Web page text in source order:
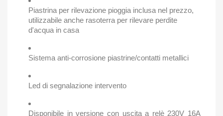
Piastrina per rilevazione pioggia inclusa nel prezzo,
utilizzabile anche rasoterra per rilevare perdite
d'acqua in casa
Sistema anti-corrosione piastrine/contatti metallici
Led di segnalazione intervento
Disponibile in versione con uscita a relè 230V 16A